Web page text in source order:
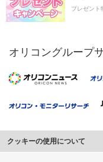
プレゼント
オリコングループ
クッキーの使用について